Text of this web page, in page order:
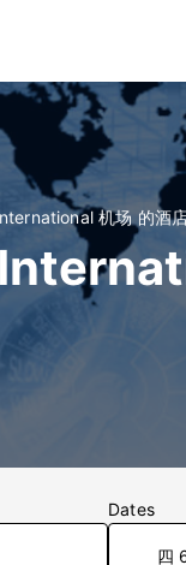
机场 的酒
Dates
四